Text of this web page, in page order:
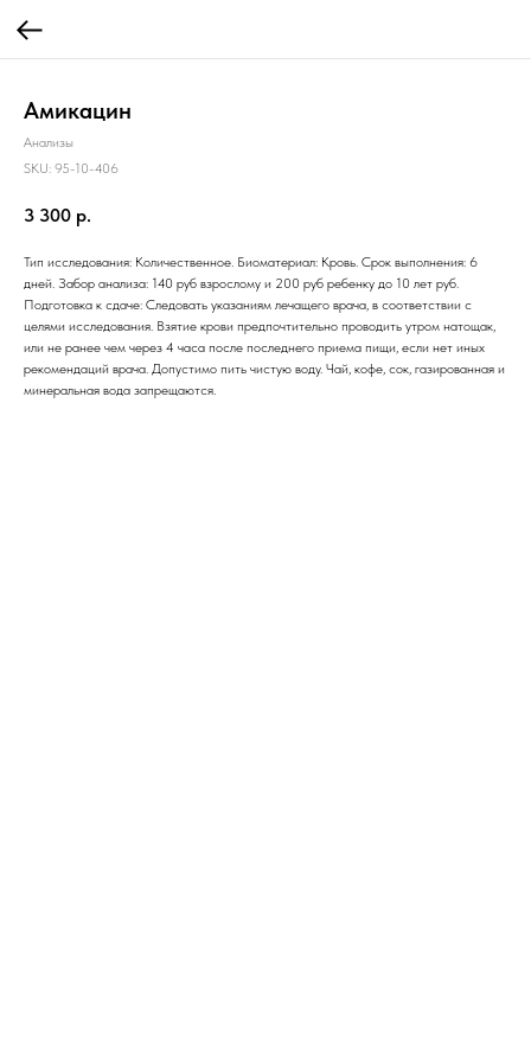
Амикацин
Анализы
SKU: 95-10-406
3 300 р.
Тип исследования: Количественное. Биоматериал: Кровь. Срок выполнения: 6
дней. Забор анализа: 140 руб взрослому и 200 руб ребенку до 10 лет руб.
Подготовка к сдаче: Следовать указаниям лечащего врача, в соответствии с
целями исследования. Взятие крови предпочтительно проводить утром натощак,
или не ранее чем через 4 часа после последнего приема пищи, если нет иных
рекомендаций врача. Допустимо пить чистую воду. Чай, кофе, сок, газированная и
минеральная вода запрещаются.